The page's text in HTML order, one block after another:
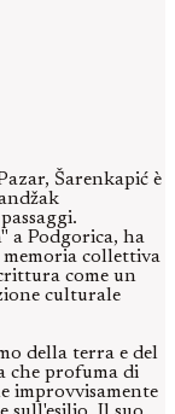
Šarenkapić è
a Podgorica, ha
memoria collettiva
come un
culturale
della terra e del
che profuma di
improvvisamente